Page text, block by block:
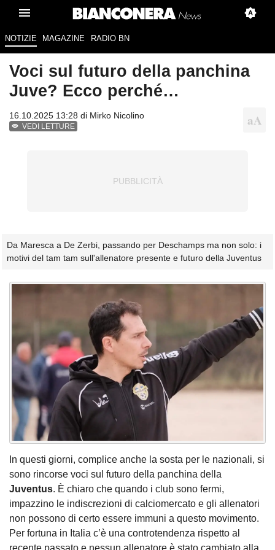
NOTIZIE MAGAZINE RADIO BN
Voci sul futuro della panchina
Juve? Ecco perché…
16.10.2025 13:28 di Mirko Nicolino
VEDI LETTURE
Da Maresca a De Zerbi, passando per Deschamps ma non solo: i
motivi del tam tam sull'allenatore presente e futuro della Juventus
In questi giorni, complice anche la sosta per le nazionali, si
sono rincorse voci sul futuro della panchina della
Juventus. È chiaro che quando i club sono fermi,
impazzino le indiscrezioni di calciomercato e gli allenatori
non possono di certo essere immuni a questo movimento.
Per fortuna in Italia c’è una controtendenza rispetto al
recente passato e nessun allenatore è stato cambiato alla